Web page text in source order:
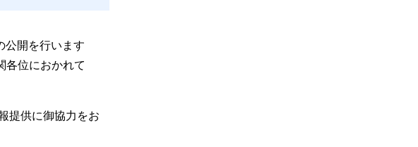
公開を行います
各位におかれて
提供に御協力をお